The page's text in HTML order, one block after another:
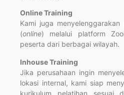
Online Training
Kami juga
(online) melalui platform
peserta dari berbagai wilayah.
Inhouse Training
Jika perusahaan ingin
lokasi internal, kami siap
kurikulum pelatihan sesuai